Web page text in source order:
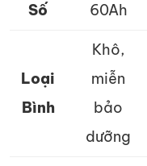
Số
60Ah
Loại
Bình
Khô,
miễn
bảo
dưỡng